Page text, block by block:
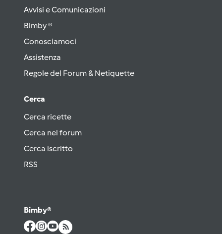
Avvisi e Comunicazioni
Bimby ®
Conosciamoci
Assistenza
Regole del Forum & Netiquette
Cerca
Cerca ricette
Cerca nel forum
Cerca iscritto
RSS
Bimby®